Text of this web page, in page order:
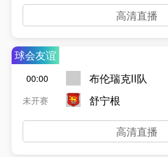
高清直播
球会友谊
00:00
未开赛
布伦瑞克II队
舒宁根
高清直播